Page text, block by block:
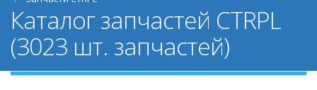
Каталог запчастей CTRPL
(3023 шт. запчастей)